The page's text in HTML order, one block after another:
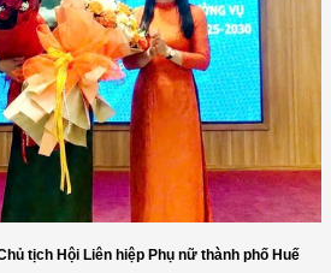
tịch Hội Liên hiệp Phụ nữ thành phố Huế